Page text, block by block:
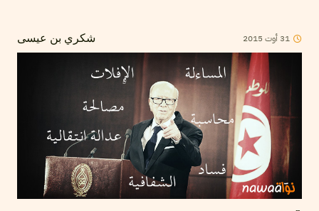
شكري بن عيسى 31 أوت 2015